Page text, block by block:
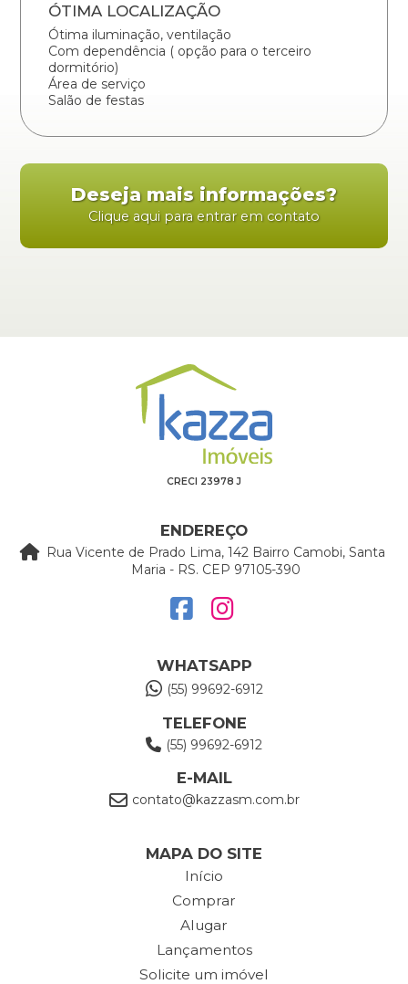
ÓTIMA LOCALIZAÇÃO
Ótima iluminação, ventilação
Com dependência ( opção para o terceiro
dormitório)
Área de serviço
Salão de festas
Deseja mais informações?
Clique aqui para entrar em contato
CRECI 23978 J
ENDEREÇO
Rua Vicente de Prado Lima, 142 Bairro Camobi, Santa
Maria - RS. CEP 97105-390
WHATSAPP
(55) 99692-6912
TELEFONE
(55) 99692-6912
E-MAIL
contato@kazzasm.com.br
MAPA DO SITE
Início
Comprar
Alugar
Lançamentos
Solicite um imóvel